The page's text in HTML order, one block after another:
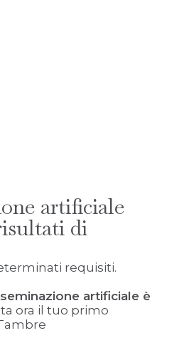
artificiale
di
requisiti.
artificiale è
ora il tuo primo